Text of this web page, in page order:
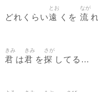
どれくらい遠
とお
くを 流
なが
君
きみ
は君
きみ
を探
さが
してる…